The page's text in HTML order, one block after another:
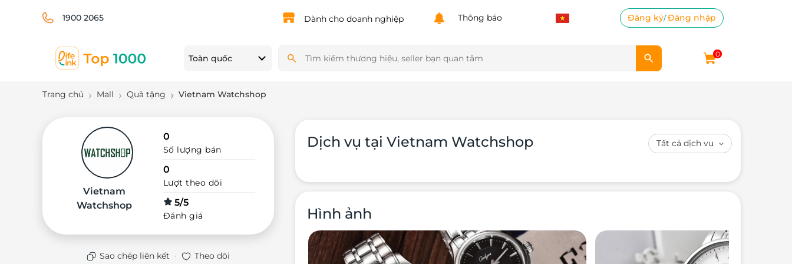
1900 2065 Dành cho doanh nghiệp Thông báo Đăng ký/Đăng nhập
Toàn quốc 0
Trang chủ Mall Quà tặng Vietnam Watchshop
Vietnam
Watchshop
0
Số lượng bán
0
Lượt theo dõi
5/5
Đánh giá
Sao chép liên kết · Theo dõi
Dịch vụ tại Vietnam Watchshop
Hình ảnh